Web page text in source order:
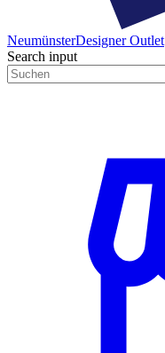
NeumünsterDesigner Outlet
Search input